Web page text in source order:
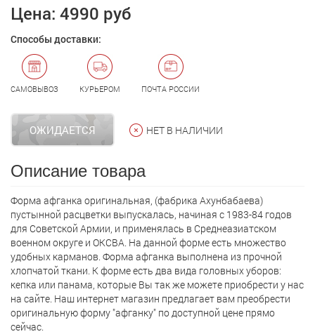
Цена: 4990 руб
Способы доставки:
САМОВЫВОЗ КУРЬЕРОМ ПОЧТА РОССИИ
ОЖИДАЕТСЯ НЕТ В НАЛИЧИИ
Описание товара
Форма афганка оригинальная, (фабрика Ахунбабаева)
пустынной расцветки выпускалась, начиная с 1983-84 годов
для Советской Армии, и применялась в Среднеазиатском
военном округе и ОКСВА. На данной форме есть множество
удобных карманов. Форма афганка выполнена из прочной
хлопчатой ткани. К форме есть два вида головных уборов:
кепка или панама, которые Вы так же можете приобрести у нас
на сайте. Наш интернет магазин предлагает вам преобрести
оригинальную форму "афганку" по доступной цене прямо
сейчас.